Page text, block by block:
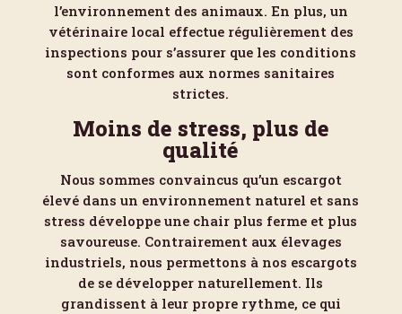
l’environnement des animaux. En plus, un
vétérinaire local effectue régulièrement des
inspections pour s’assurer que les conditions
sont conformes aux normes sanitaires
strictes.
Moins de stress, plus de
qualité
Nous sommes convaincus qu’un escargot
élevé dans un environnement naturel et sans
stress développe une chair plus ferme et plus
savoureuse. Contrairement aux élevages
industriels, nous permettons à nos escargots
de se développer naturellement. Ils
grandissent à leur propre rythme, ce qui